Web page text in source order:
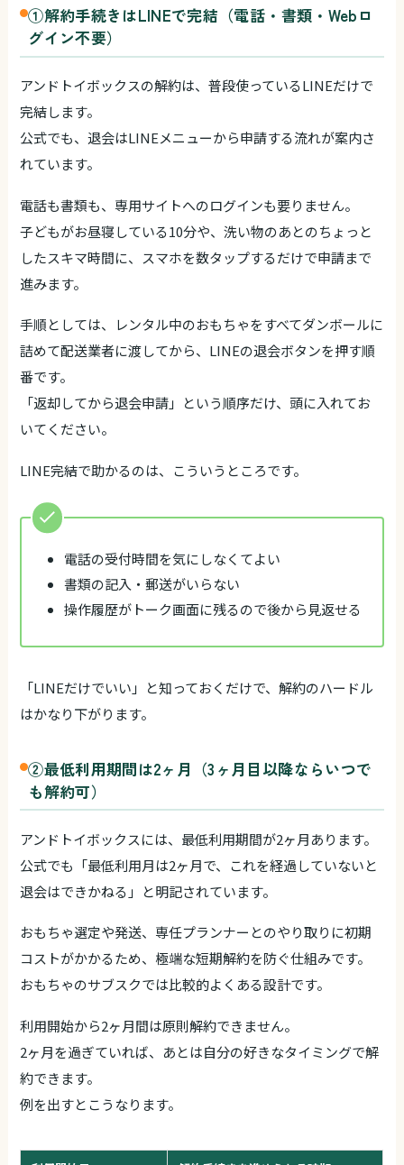
①解約手続きはLINEで完結（電話・書類・Webロ
グイン不要）
アンドトイボックスの解約は、普段使っているLINEだけで
完結します。
公式でも、退会はLINEメニューから申請する流れが案内さ
れています。
電話も書類も、専用サイトへのログインも要りません。
子どもがお昼寝している10分や、洗い物のあとのちょっと
したスキマ時間に、スマホを数タップするだけで申請まで
進みます。
手順としては、レンタル中のおもちゃをすべてダンボールに
詰めて配送業者に渡してから、LINEの退会ボタンを押す順
番です。
「返却してから退会申請」という順序だけ、頭に入れてお
いてください。
LINE完結で助かるのは、こういうところです。
電話の受付時間を気にしなくてよい
書類の記入・郵送がいらない
操作履歴がトーク画面に残るので後から見返せる
「LINEだけでいい」と知っておくだけで、解約のハードル
はかなり下がります。
②最低利用期間は2ヶ月（3ヶ月目以降ならいつで
も解約可）
アンドトイボックスには、最低利用期間が2ヶ月あります。
公式でも「最低利用月は2ヶ月で、これを経過していないと
退会はできかねる」と明記されています。
おもちゃ選定や発送、専任プランナーとのやり取りに初期
コストがかかるため、極端な短期解約を防ぐ仕組みです。
おもちゃのサブスクでは比較的よくある設計です。
利用開始から2ヶ月間は原則解約できません。
2ヶ月を過ぎていれば、あとは自分の好きなタイミングで解
約できます。
例を出すとこうなります。